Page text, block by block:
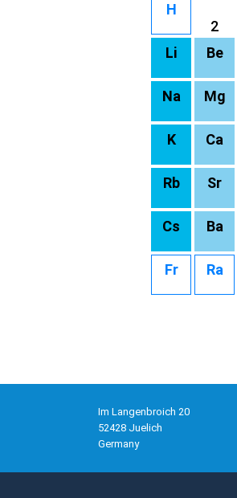
H
2
Li Be
Na
Mg
K Ca
Rb Sr
Cs Ba
Fr Ra
Im Langenbroich 20
52428 Juelich
Germany